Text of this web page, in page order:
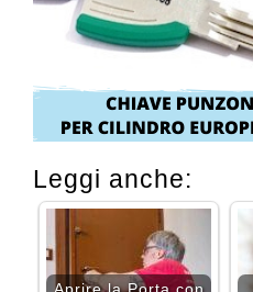
Leggi anche: